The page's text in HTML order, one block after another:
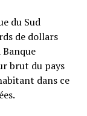
du Sud
de dollars
brut du pays
dans ce